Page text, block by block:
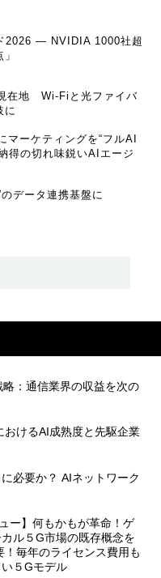
2026 ― NVIDIA 1000社超
在地 Wi-Fiと光ファイバ
に
マーケティングを“フルAI
得の切れ味鋭いAIエージ
データ連携基盤に
：通信業界の収益を次の
おけるAI成熟度と先駆企業
必要か？ AIネットワーク
ー】何もかもが革命！ゲ
ル５G市場の既存概念を
毎年のライセンス費用も
５Gモデル